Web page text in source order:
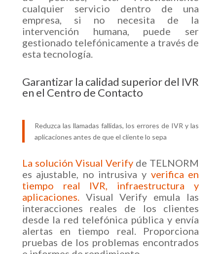
cualquier servicio dentro de una
empresa, si no necesita de la
intervención humana, puede ser
gestionado telefónicamente a través de
esta tecnología.
Garantizar la calidad superior del IVR
en el Centro de Contacto
Reduzca las llamadas fallidas, los errores de IVR y las
aplicaciones antes de que el cliente lo sepa
La solución Visual Verify de TELNORM
es ajustable, no intrusiva y verifica en
tiempo real IVR, infraestructura y
aplicaciones.Visual Verify emula las
interacciones reales de los clientes
desde la red telefónica pública y envía
alertas en tiempo real. Proporciona
pruebas de los problemas encontrados